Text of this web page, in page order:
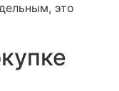
это